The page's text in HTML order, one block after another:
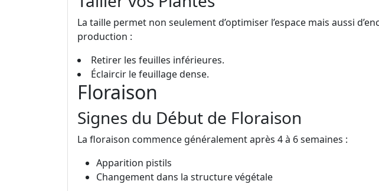
La taille permet non seulement d’optimiser l’espace mais aussi
production :
Retirer les feuilles inférieures.
Éclaircir le feuillage dense.
Floraison
Signes du Début de Floraison
La floraison commence généralement après 4 à 6 semaines :
Apparition pistils
Changement dans la structure végétale